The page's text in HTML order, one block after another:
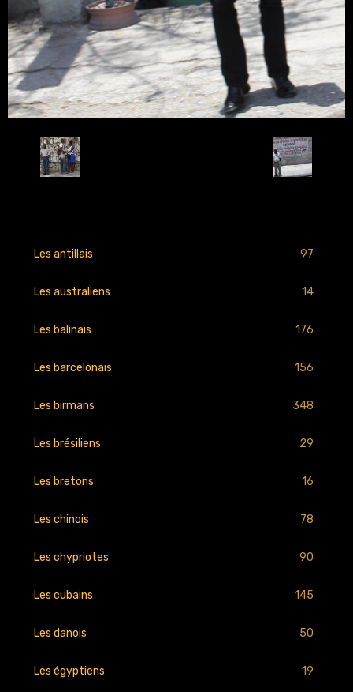
Les antillais 97
Les australiens 14
Les balinais 176
Les barcelonais 156
Les birmans 348
Les brésiliens 29
Les bretons 16
Les chinois 78
Les chypriotes 90
Les cubains 145
Les danois 50
Les égyptiens 19